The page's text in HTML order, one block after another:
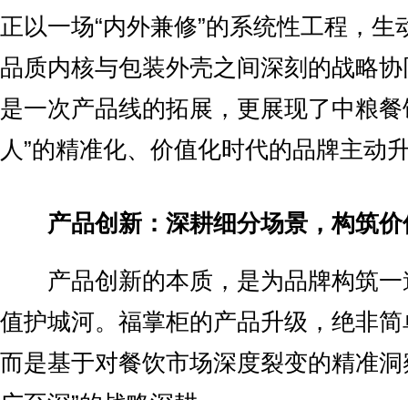
正以一场“内外兼修”的系统性工程，生
品质内核与包装外壳之间深刻的战略
是一次产品线的拓展，更展现了中粮
人”的精准化、价值化时代的品牌主动
产品创新：深耕细分场景，构筑
产品创新的本质，是为品牌构筑一
值护城河。福掌柜的产品升级，绝非
而是基于对餐饮市场深度裂变的精准